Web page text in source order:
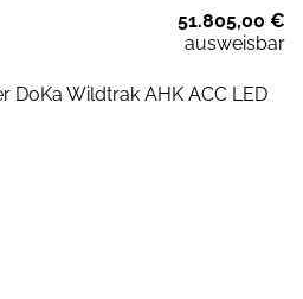
51.805,00 €
ausweisbar